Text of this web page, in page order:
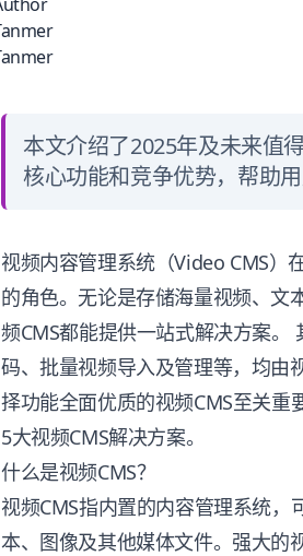
本文介绍了2025年及未来值
核心功能和竞争优势，帮助
视频内容管理系统（Video CMS）
的角色。无论是存储海量视频、
频CMS都能提供一站式解决方案
码、批量视频导入及管理等，均由
择功能全面优质的视频CMS至关
5大视频CMS解决方案。
什么是视频CMS？
视频CMS指内置的内容管理系统
本、图像及其他媒体文件。强大的